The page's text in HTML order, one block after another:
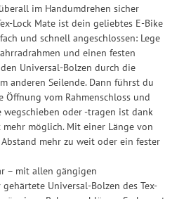
im Handumdrehen sicher
Lock Mate ist dein geliebtes E-Bike
und schnell angeschlossen: Lege
und einen festen
Universal-Bolzen durch die
anderen Seilende. Dann führst du
vom Rahmenschloss und
wegschieben oder -tragen ist dank
möglich. Mit einer Länge von
mehr zu weit oder ein fester
– mit allen gängigen
gehärtete Universal-Bolzen des Tex-